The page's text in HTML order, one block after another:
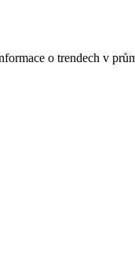
o trendech v